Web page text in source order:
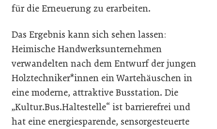
für die Erneuerung zu erarbeiten.
Das Ergebnis kann sich sehen lassen:
Heimische Handwerksunternehmen
verwandelten nach dem Entwurf der jungen
Holztechniker*innen ein Wartehäuschen in
eine moderne, attraktive Busstation. Die
„Kultur.Bus.Haltestelle“ ist barrierefrei und
hat eine energiesparende, sensorgesteuerte